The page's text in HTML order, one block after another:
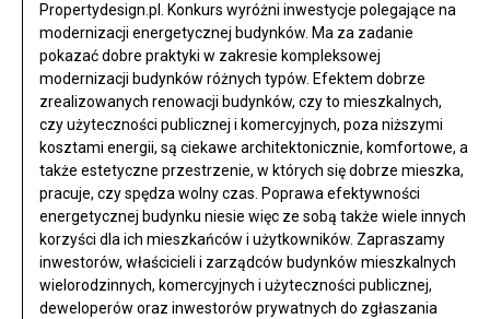
Propertydesign.pl. Konkurs wyróżni inwestycje polegające na
modernizacji energetycznej budynków. Ma za zadanie
pokazać dobre praktyki w zakresie kompleksowej
modernizacji budynków różnych typów. Efektem dobrze
zrealizowanych renowacji budynków, czy to mieszkalnych,
czy użyteczności publicznej i komercyjnych, poza niższymi
kosztami energii, są ciekawe architektonicznie, komfortowe, a
także estetyczne przestrzenie, w których się dobrze mieszka,
pracuje, czy spędza wolny czas. Poprawa efektywności
energetycznej budynku niesie więc ze sobą także wiele innych
korzyści dla ich mieszkańców i użytkowników. Zapraszamy
inwestorów, właścicieli i zarządców budynków mieszkalnych
wielorodzinnych, komercyjnych i użyteczności publicznej,
deweloperów oraz inwestorów prywatnych do zgłaszania